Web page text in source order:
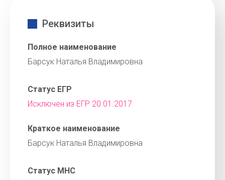
Реквизиты
Полное наименование
Барсук Наталья Владимировна
Статус ЕГР
Исключен из ЕГР 20.01.2017
Краткое наименование
Барсук Наталья Владимировна
Статус МНС